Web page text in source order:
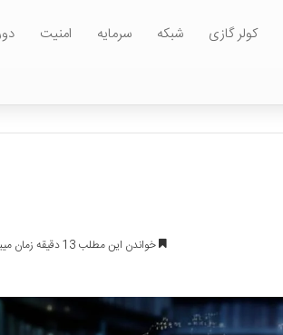
کولر گازی شبکه سرمایه امنیت
خواندن این مطلب 13 دقیقه زمان میبرد